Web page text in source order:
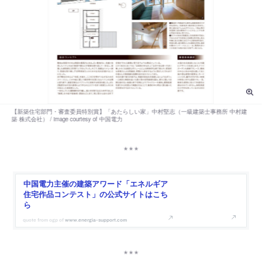
中国電力主催の建築アワード「エネルギア
住宅作品コンテスト」の公式サイトはこち
ら
www.energia-support.com